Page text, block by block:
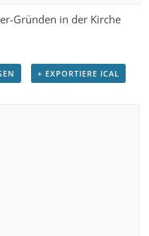
Gründen in der Kirche
+ EXPORTIERE ICAL